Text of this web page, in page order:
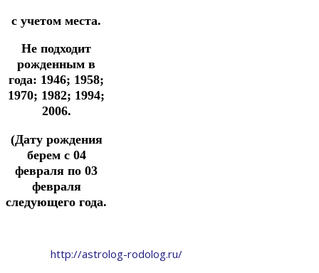
с учетом места.
Не подходит
рожденным в
года: 1946; 1958;
1970; 1982; 1994;
2006.
(Дату рождения
берем с 04
февраля по 03
февраля
следующего года.
http://astrolog-rodolog.ru/